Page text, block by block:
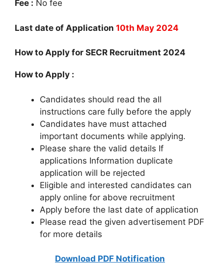
Fee : No fee
Last date of Application 10th May 2024
How to Apply for SECR Recruitment 2024
How to Apply :
Candidates should read the all
instructions care fully before the apply
Candidates have must attached
important documents while applying.
Please share the valid details If
applications Information duplicate
application will be rejected
Eligible and interested candidates can
apply online for above recruitment
Apply before the last date of application
Please read the given advertisement PDF
for more details
Download PDF Notification